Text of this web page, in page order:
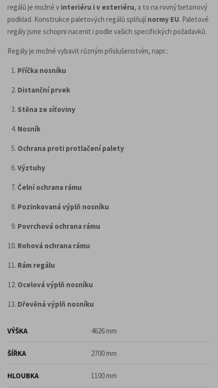
regálů je možné v interiéru i v exteriéru, a to na rovný betonový
podklad. Konstrukce paletových regálů splňujínormy EU. Paletové
regály jsme schopni nacenit i podle vašich specifických požadavků.
Regály je možné vybavit různým příslušenstvím, napr.:
Příčka nosníku
Distanční prvek
Stěna ze síťoviny
Nosník
Ochrana proti protlačení palety
Výztuhy
Čelní ochrana rámu
Pozinkovaná výplň nosníku
Povrchová ochrana rámu
Rohová ochrana rámu
Rám regálu
Ocelová výplň nosníku
Dřevěná výplň nosníku
VÝŠKA 4626 mm
ŠÍŘKA 2700 mm
HLOUBKA 1100 mm